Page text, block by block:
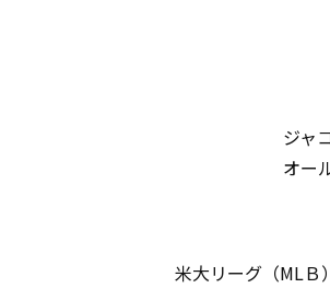
ジャ
オー
米大リーグ（MLＢ